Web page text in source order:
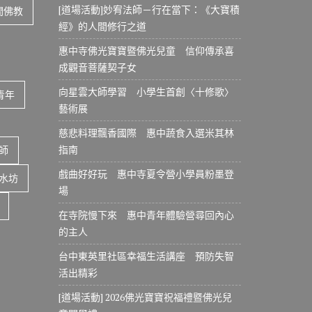
佛教
年
坊
[道場活動]妙宥法師－行在當下：《大寶積
經》的人間修行之道
惠中寺佛光寶寶暨佛光兒童 信仰傳承喜
成觀音菩薩契子女
向星雲大師學習 小學生首創〈十修歌〉
藝術展
慈悲料理飄香國際 惠中蔬食入選米其林
指南
戲曲好好玩 惠中寺夏令營小學員粉墨登
場
在寺院慢下來 惠中青年體驗營尋回內心
的主人
台中東英里社區幸福生活講座 預防失智
活出精彩
[道場活動] 2026佛光寶寶祝福禮暨佛光兒